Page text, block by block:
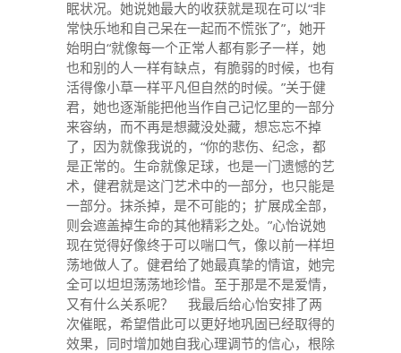
眠状况。她说她最大的收获就是现在可以“非
常快乐地和自己呆在一起而不慌张了”，她开
始明白“就像每一个正常人都有影子一样，她
也和别的人一样有缺点，有脆弱的时候，也有
活得像小草一样平凡但自然的时候。”关于健
君，她也逐渐能把他当作自己记忆里的一部分
来容纳，而不再是想藏没处藏，想忘忘不掉
了，因为就像我说的，“你的悲伤、纪念，都
是正常的。生命就像足球，也是一门遗憾的艺
术，健君就是这门艺术中的一部分，也只能是
一部分。抹杀掉，是不可能的；扩展成全部，
则会遮盖掉生命的其他精彩之处。”心怡说她
现在觉得好像终于可以喘口气，像以前一样坦
荡地做人了。健君给了她最真挚的情谊，她完
全可以坦坦荡荡地珍惜。至于那是不是爱情，
又有什么关系呢？ 我最后给心怡安排了两
次催眠，希望借此可以更好地巩固已经取得的
效果，同时增加她自我心理调节的信心，根除